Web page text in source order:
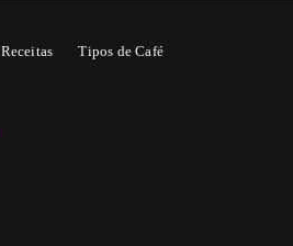
Receitas Tipos de Café